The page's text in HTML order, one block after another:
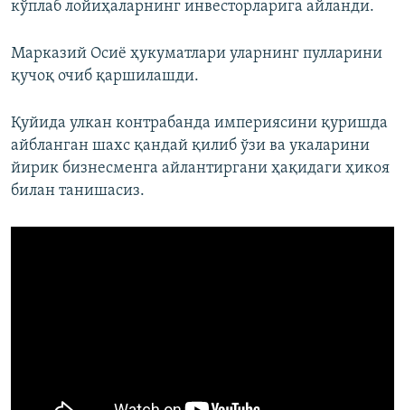
кўплаб лойиҳаларнинг инвесторларига айланди.
Марказий Осиё ҳукуматлари уларнинг пулларини
қучоқ очиб қаршилашди.
Қуйида улкан контрабанда империясини қуришда
айбланган шахс қандай қилиб ўзи ва укаларини
йирик бизнесменга айлантиргани ҳақидаги ҳикоя
билан танишасиз.